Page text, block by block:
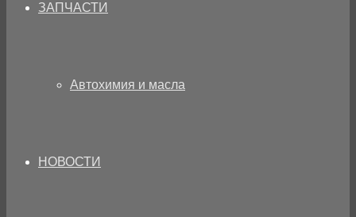
ЗАПЧАСТИ
Автохимия и масла
НОВОСТИ